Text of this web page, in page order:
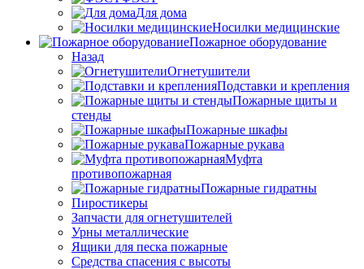
Для дома
Носилки медицинские
Пожарное оборудование
Назад
Огнетушители
Подставки и крепления
Пожарные щиты и
стенды
Пожарные шкафы
Пожарные рукава
Муфта
противопожарная
Пожарные гидратны
Пиростикеры
Запчасти для огнетушителей
Урны металлические
Ящики для песка пожарные
Средства спасения с высоты